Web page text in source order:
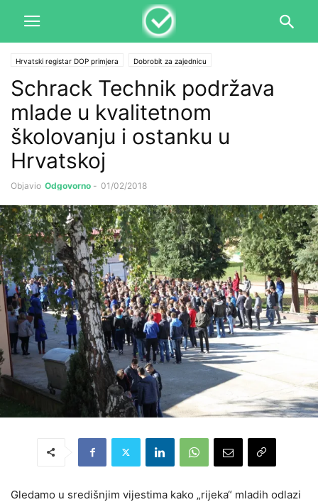
Hrvatski registar DOP primjera Dobrobit za zajednicu
Schrack Technik podržava
mlade u kvalitetnom
školovanju i ostanku u
Hrvatskoj
Objavio Odgovorno - 01/02/2018
Gledamo u središnjim vijestima kako „rijeka“ mladih odlazi